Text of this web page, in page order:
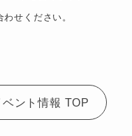
せください。
ント情報 TOP